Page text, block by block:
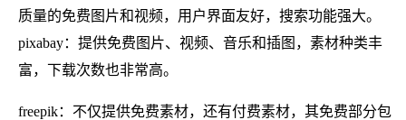
质量的免费图片和视频，用户界面友好，搜索功能强大。
pixabay：提供免费图片、视频、音乐和插图，素材种类丰
富，下载次数也非常高。
freepik：不仅提供免费素材，还有付费素材，其免费部分包